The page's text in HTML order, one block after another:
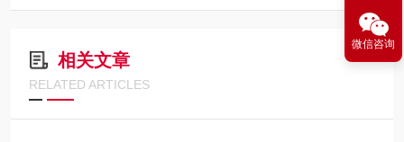
相关文章
RELATED ARTICLES
微信咨询